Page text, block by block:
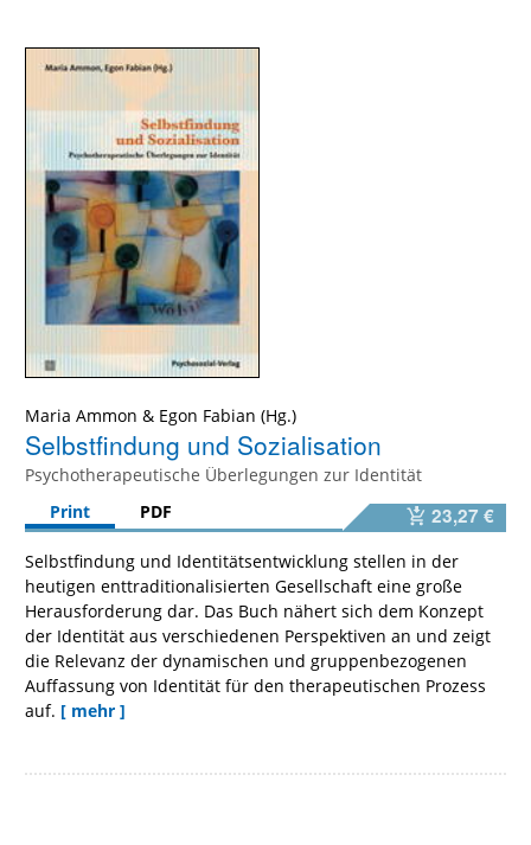
Maria Ammon & Egon Fabian
Selbstfindung und Sozialisation
Psychotherapeutische Überlegungen zur Identität
Print
PDF 23,27 €
Selbstfindung und Identitätsentwicklung stellen in der
heutigen enttraditionalisierten Gesellschaft eine große
Herausforderung dar. Das Buch nähert sich dem Konzept
der Identität aus verschiedenen Perspektiven an und zeigt
die Relevanz der dynamischen und gruppenbezogenen
Auffassung von Identität für den therapeutischen Prozess
auf. [ mehr ]